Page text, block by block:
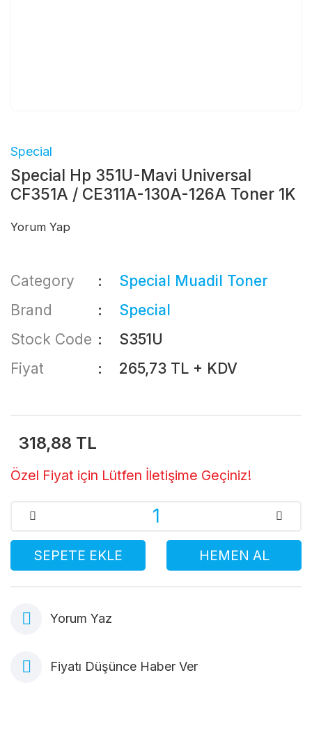
Special
Special Hp 351U-Mavi Universal
CF351A / CE311A-130A-126A Toner 1K
Yorum Yap
Category
Special Muadil Toner
Brand
Special
Stock Code
S351U
Fiyat
265,73 TL + KDV
318,88 TL
Özel Fiyat için Lütfen İletişime Geçiniz!
SEPETE EKLE HEMEN AL
Yorum Yaz
Fiyatı Düşünce Haber Ver